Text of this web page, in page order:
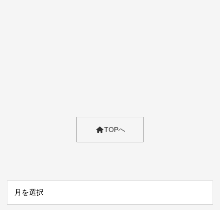
TOPへ